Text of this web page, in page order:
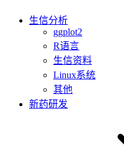
生信分析
ggplot2
R语言
生信资料
Linux系统
其他
新药研发